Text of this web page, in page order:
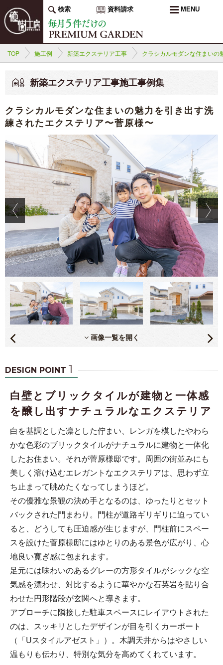
検索 資料請求 MENU
TOP 施工例 新築エクステリア工事 クラシカルモダンな住まいの
新築エクステリア工事施工事例集
クラシカルモダンな住まいの魅力を引き出す洗
練されたエクステリア〜菅原様〜
画像一覧を開く
DESIGN POINT 1
白壁とブリックタイルが建物と一体感
を醸し出すナチュラルなエクステリア
白を基調とした凛とした佇まい、レンガを模したやわら
かな色彩のブリックタイルがナチュラルに建物と一体化
したお住まい。それが菅原様邸です。周囲の街並みにも
美しく溶け込むエレガントなエクステリアは、思わず立
ち止まって眺めたくなってしまうほど。
その優雅な景観の決め手となるのは、ゆったりとセット
バックされた門まわり。門柱が道路ギリギリに迫ってい
ると、どうしても圧迫感が生じますが、門柱前にスペー
スを設けた菅原様邸にはゆとりのある景色が広がり、心
地良い寛ぎ感に包まれます。
足元には味わいのあるグレーの方形タイルがシックな空
気感を漂わせ、対比するように華やかな石英岩を貼り合
わせた円形階段が玄関へと導きます。
アプローチに隣接した駐車スペースにレイアウトされた
のは、スッキリとしたデザインが目を引くカーポート
（「Uスタイルアゼスト」）。木調天井からはやさしい
温もりも伝わり、特別な気分を高めてくれています。